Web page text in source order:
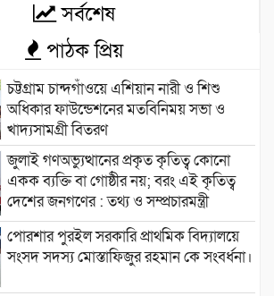
সর্বশেষ
পাঠক প্রিয়
চট্টগ্রাম চান্দগাঁওয়ে এশিয়ান নারী ও শিশু
অধিকার ফাউন্ডেশনের মতবিনিময় সভা ও
খাদ্যসামগ্রী বিতরণ
জুলাই গণঅভ্যুত্থানের প্রকৃত কৃতিত্ব কোনো
একক ব্যক্তি বা গোষ্ঠীর নয়; বরং এই কৃতিত্ব
দেশের জনগণের : তথ্য ও সম্প্রচারমন্ত্রী
পোরশার পুরইল সরকারি প্রাথমিক বিদ্যালয়ে
সংসদ সদস্য মোস্তাফিজুর রহমান কে সংবর্ধনা।